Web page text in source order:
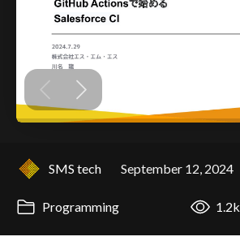
SMS tech September 12, 2024
Programming 1.2k